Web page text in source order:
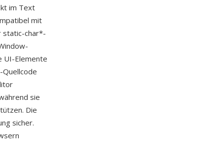
im Text
mit
static-char*-
UI-Elemente
Quellcode
sie
Die
sicher.